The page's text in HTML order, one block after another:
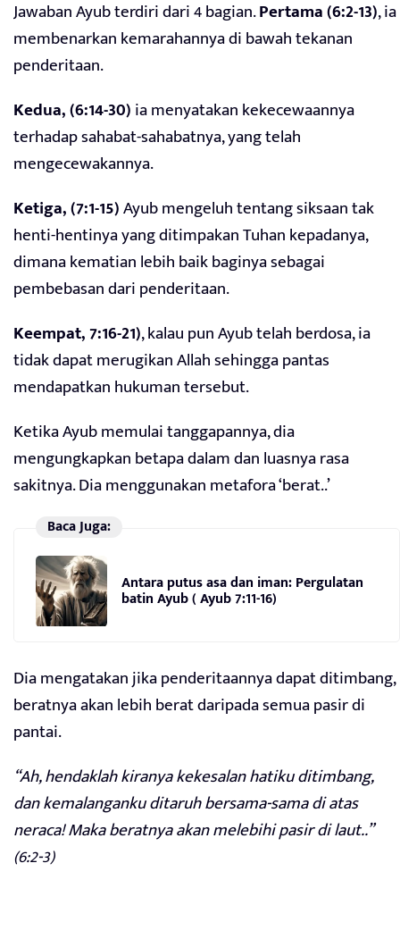
Jawaban Ayub terdiri dari 4 bagian.Pertama (6:2-13), ia
membenarkan kemarahannya di bawah tekanan
penderitaan.
Kedua, (6:14-30)ia menyatakan kekecewaannya
terhadap sahabat-sahabatnya, yang telah
mengecewakannya.
Ketiga, (7:1-15)Ayub mengeluh tentang siksaan tak
henti-hentinya yang ditimpakan Tuhan kepadanya,
dimana kematian lebih baik baginya sebagai
pembebasan dari penderitaan.
Keempat, 7:16-21), kalau pun Ayub telah berdosa, ia
tidak dapat merugikan Allah sehingga pantas
mendapatkan hukuman tersebut.
Ketika Ayub memulai tanggapannya, dia
mengungkapkan betapa dalam dan luasnya rasa
sakitnya. Dia menggunakan metafora ‘berat..’
Baca Juga:
Antara putus asa dan iman: Pergulatan
batin Ayub ( Ayub 7:11-16)
Dia mengatakan jika penderitaannya dapat ditimbang,
beratnya akan lebih berat daripada semua pasir di
pantai.
“Ah, hendaklah kiranya kekesalan hatiku ditimbang,
dan kemalanganku ditaruh bersama-sama di atas
neraca! Maka beratnya akan melebihi pasir di laut..”
(6:2-3)